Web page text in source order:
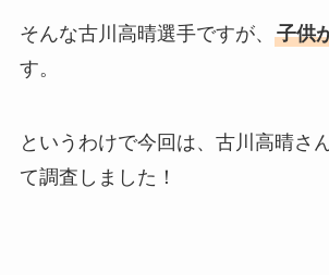
そんな古川高晴選手ですが、 子供
す。
というわけで今回は、古川高晴さ
て調査しました！